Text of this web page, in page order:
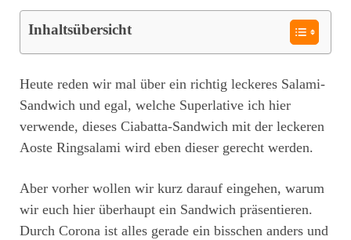
Inhaltsübersicht
Heute reden wir mal über ein richtig leckeres Salami-
Sandwich und egal, welche Superlative ich hier
verwende, dieses Ciabatta-Sandwich mit der leckeren
Aoste Ringsalami wird eben dieser gerecht werden.
Aber vorher wollen wir kurz darauf eingehen, warum
wir euch hier überhaupt ein Sandwich präsentieren.
Durch Corona ist alles gerade ein bisschen anders und